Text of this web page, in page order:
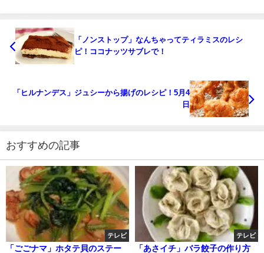
「ノンストップ」なんちゃってティラミスのレシ
ピ！ココナッツサブレで！
「ヒルナンデス」ジュシーから揚げのレシピ！5月4
日
おすすめの記事
テレビ
「ごごナマ」ホタテ貝のステー
テレビ
「あさイチ」バラ餃子の作り方